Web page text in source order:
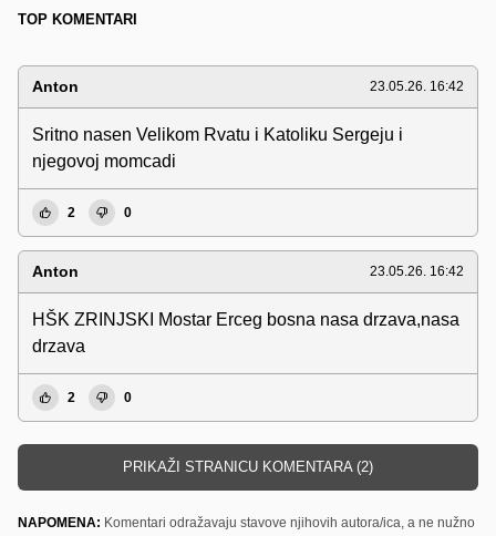
TOP KOMENTARI
Anton 23.05.26. 16:42
Sritno nasen Velikom Rvatu i Katoliku Sergeju i
njegovoj momcadi
2 0
Anton 23.05.26. 16:42
HŠK ZRINJSKI Mostar Erceg bosna nasa drzava,nasa
drzava
2 0
PRIKAŽI STRANICU KOMENTARA (2)
NAPOMENA: Komentari odražavaju stavove njihovih autora/ica, a ne nužno